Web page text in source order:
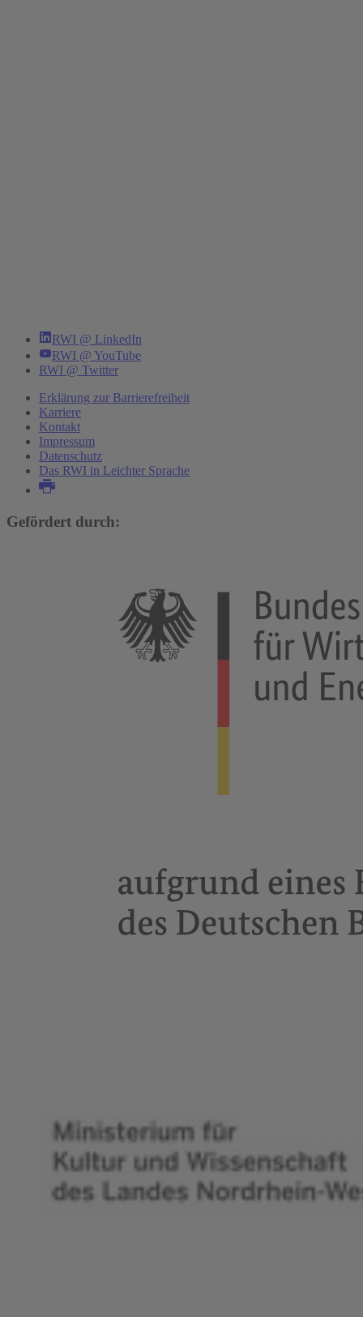
RWI @ LinkedIn
RWI @ YouTube
RWI @ Twitter
Erklärung zur Barrierefreiheit
Karriere
Kontakt
Impressum
Datenschutz
Das RWI in Leichter Sprache
Gefördert durch: